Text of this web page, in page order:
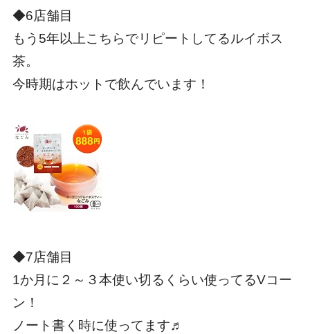
◆6店舗目
もう5年以上こちらでリピートしてるルイボス
茶。
今時期はホットで飲んでいます！
◆7店舗目
1か月に２～３本使い切るくらい使ってるVコー
ン！
ノート書く時に使ってます♬